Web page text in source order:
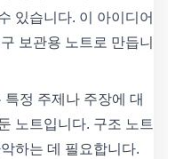
있습니다. 이 아이디어
보관용 노트로 만듭니
특정 주제나 주장에 대
노트입니다. 구조 노트
하는 데 필요합니다.